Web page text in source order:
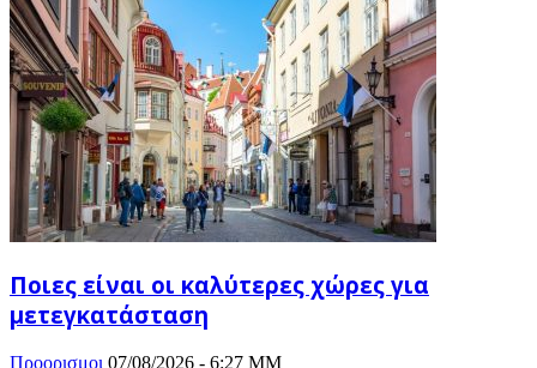
Ποιες είναι οι καλύτερες χώρες για
μετεγκατάσταση
Προορισμοι 07/08/2026 - 6:27 ΜΜ